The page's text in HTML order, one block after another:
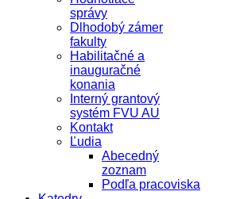
správy
Dlhodobý zámer
fakulty
Habilitačné a
inauguračné
konania
Interný grantový
systém FVU AU
Kontakt
Ľudia
Abecedný
zoznam
Podľa pracoviska